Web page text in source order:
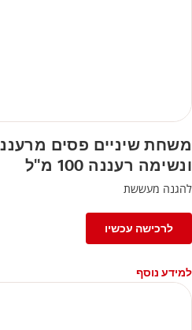
משחת שיניים פסים
ונשימה רעננה 100 מ"ל
להגנה מעששת
לרכישה עכשיו
למידע נוסף